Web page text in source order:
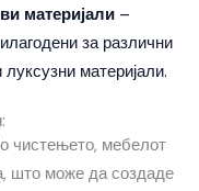
материјали–
за различни
материјали.
чистењето, мебелот
што може да создаде